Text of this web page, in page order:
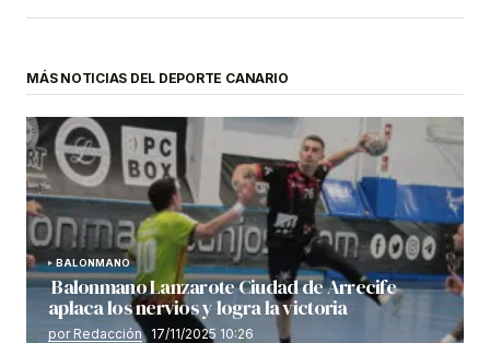
MÁS NOTICIAS DEL DEPORTE CANARIO
BALONMANO
Balonmano Lanzarote Ciudad de Arrecife
aplaca los nervios y logra la victoria
por Redacción 17/11/2025 10:26